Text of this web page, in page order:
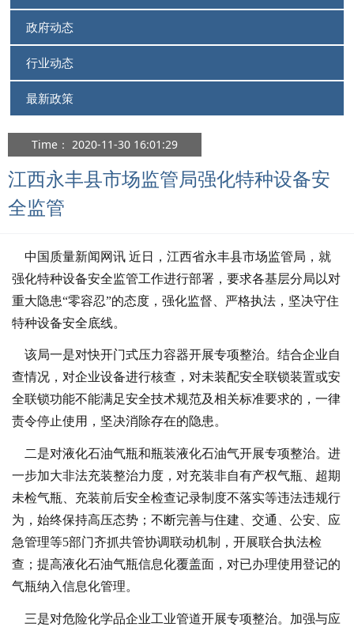
政府动态
行业动态
最新政策
Time： 2020-11-30 16:01:29
江西永丰县市场监管局强化特种设备安
全监管
中国质量新闻网讯 近日，江西省永丰县市场监管局，就
强化特种设备安全监管工作进行部署，要求各基层分局以对
重大隐患“零容忍”的态度，强化监督、严格执法，坚决守住
特种设备安全底线。
该局一是对快开门式压力容器开展专项整治。结合企业自
查情况，对企业设备进行核查，对未装配安全联锁装置或安
全联锁功能不能满足安全技术规范及相关标准要求的，一律
责令停止使用，坚决消除存在的隐患。
二是对液化石油气瓶和瓶装液化石油气开展专项整治。进
一步加大非法充装整治力度，对充装非自有产权气瓶、超期
未检气瓶、充装前后安全检查记录制度不落实等违法违规行
为，始终保持高压态势；不断完善与住建、交通、公安、应
急管理等5部门齐抓共管协调联动机制，开展联合执法检
查；提高液化石油气瓶信息化覆盖面，对已办理使用登记的
气瓶纳入信息化管理。
三是对危险化学品企业工业管道开展专项整治。加强与应